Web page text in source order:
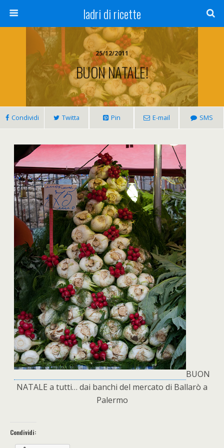
ladri di ricette
25/12/2011
BUON NATALE!
Condividi Twitta Pin E-mail SMS
BUON
NATALE a tutti… dai banchi del mercato di Ballarò a
Palermo
Condividi: